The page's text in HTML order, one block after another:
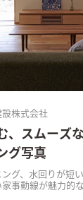
株式会社
、スムーズ
グ写真
グ、水回りが短
事動線が魅力的